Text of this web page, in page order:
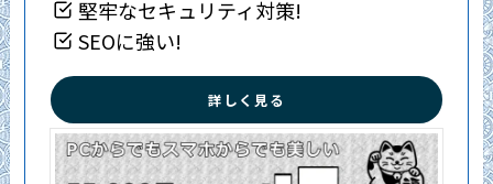
堅牢なセキュリティ対策!
SEOに強い!
詳しく見る